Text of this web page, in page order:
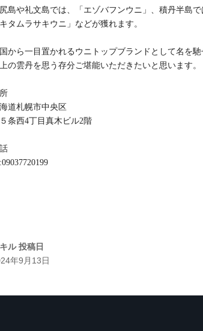
島や礼文島では、「エゾバフンウニ」、積丹半島
キタムラサキウニ」などが獲れます。
から一目置かれるウニトップブランドとして名を
の雲丹を思う存分ご堪能いただきたいと思います。
道札幌市中央区
条西4丁目真木ビル2階
ル 投稿日
年9月13日